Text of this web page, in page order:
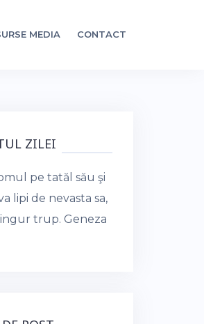
MEDIA CONTACT
ZILEI
pe tatăl său şi
lipi de nevasta sa,
trup. Geneza